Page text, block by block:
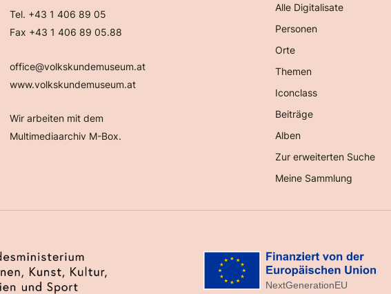
Tel. +43 1 406 89 05
Fax +43 1 406 89 05.88
office@volkskundemuseum.at
www.volkskundemuseum.at
Wir arbeiten mit dem
Multimediaarchiv M-Box.
Alle Digitalisate
Personen
Orte
Themen
Iconclass
Beiträge
Alben
Zur erweiterten Suche
Meine Sammlung